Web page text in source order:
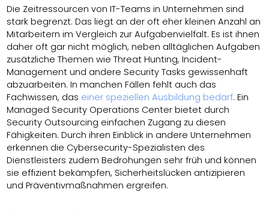
Die Zeitressourcen von IT-Teams in Unternehmen sind
stark begrenzt. Das liegt an der oft eher kleinen Anzahl an
Mitarbeitern im Vergleich zur Aufgabenvielfalt. Es ist ihnen
daher oft gar nicht möglich, neben alltäglichen Aufgaben
zusätzliche Themen wie Threat Hunting, Incident-
Management und andere Security Tasks gewissenhaft
abzuarbeiten. In manchen Fällen fehlt auch das
Fachwissen, das einer speziellen Ausbildung bedarf. Ein
Managed Security Operations Center bietet durch
Security Outsourcing einfachen Zugang zu diesen
Fähigkeiten. Durch ihren Einblick in andere Unternehmen
erkennen die Cybersecurity-Spezialisten des
Dienstleisters zudem Bedrohungen sehr früh und können
sie effizient bekämpfen, Sicherheitslücken antizipieren
und Präventivmaßnahmen ergreifen.